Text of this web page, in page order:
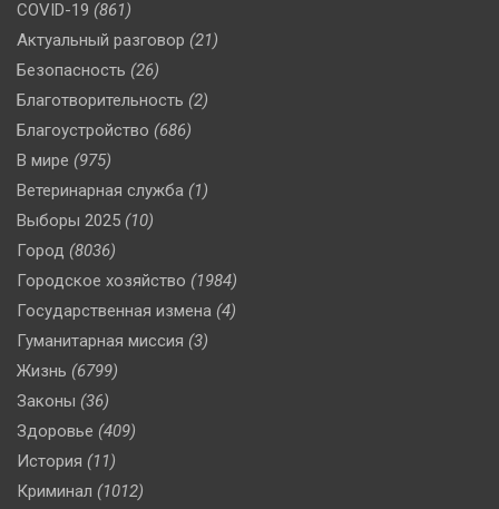
COVID-19 (861)
Актуальный разговор (21)
Безопасность (26)
Благотворительность (2)
Благоустройство (686)
В мире (975)
Ветеринарная служба (1)
Выборы 2025 (10)
Город (8036)
Городское хозяйство (1984)
Государственная измена (4)
Гуманитарная миссия (3)
Жизнь (6799)
Законы (36)
Здоровье (409)
История (11)
Криминал (1012)